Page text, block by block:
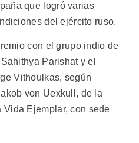
que logró varias
del ejército ruso.
con el grupo indio de
Parishat y el
Vithoulkas, según
von Uexkull, de la
Vida Ejemplar, con sede